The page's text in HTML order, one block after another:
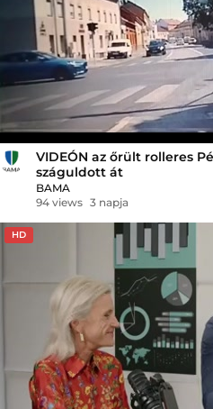
VIDEÓN az őrült rolleres
száguldott át
BAMA
94 views 3 napja
HD